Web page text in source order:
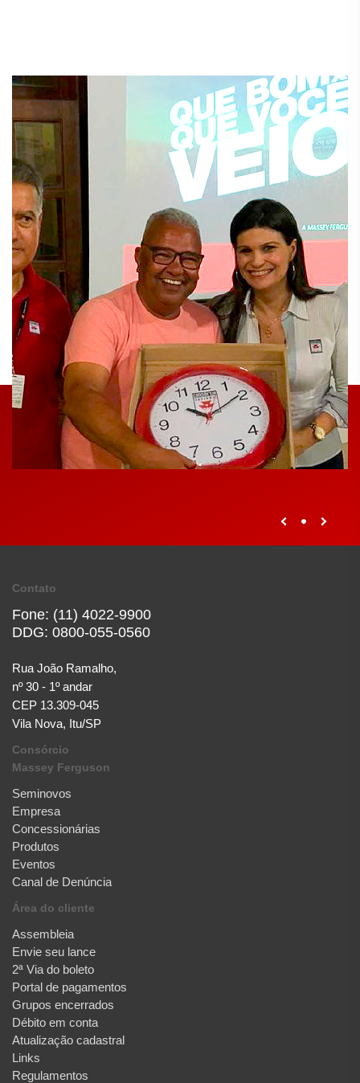
Contato
Fone: (11) 4022-9900
DDG: 0800-055-0560
Rua João Ramalho,
nº 30 - 1º andar
CEP 13.309-045
Vila Nova, Itu/SP
Consórcio
Massey Ferguson
Seminovos
Empresa
Concessionárias
Produtos
Eventos
Canal de Denúncia
Área do cliente
Assembleia
Envie seu lance
2ª Via do boleto
Portal de pagamentos
Grupos encerrados
Débito em conta
Atualização cadastral
Links
Regulamentos